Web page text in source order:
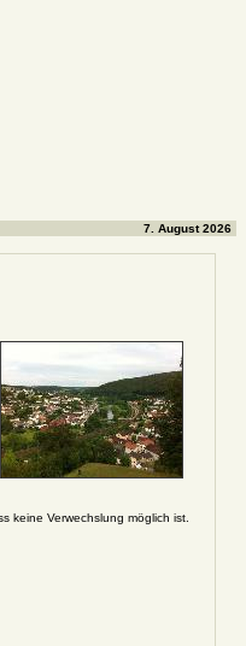
7. August 2026
keine Verwechslung möglich ist.